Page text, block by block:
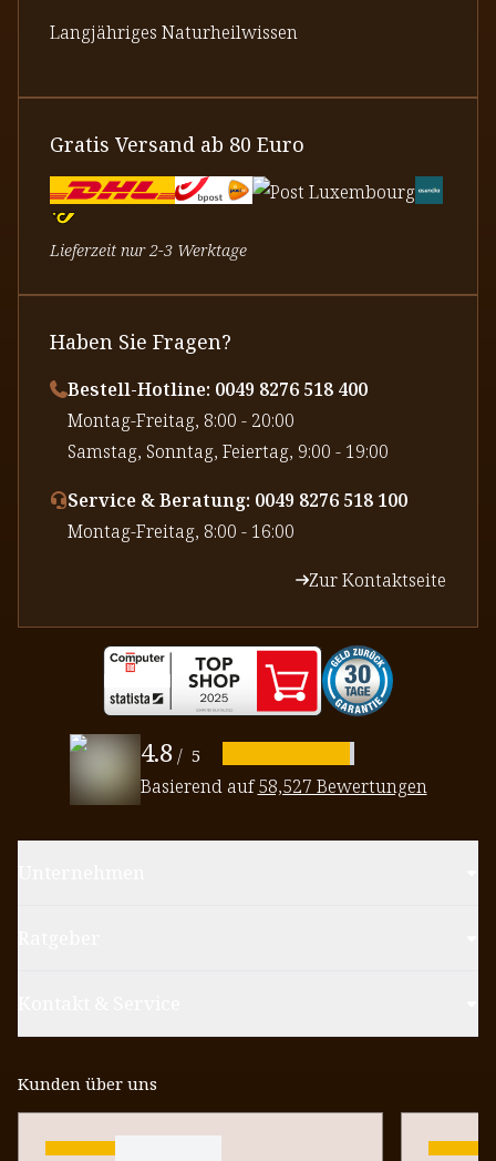
Langjähriges Naturheilwissen
Gratis Versand ab 80 Euro
Lieferzeit nur 2-3 Werktage
Haben Sie Fragen?
Bestell-Hotline: 0049 8276 518 400
⁠Montag-Freitag, 8:00 - 20:00
⁠Samstag, Sonntag, Feiertag, 9:00 - 19:00
Service & Beratung: 0049 8276 518 100
⁠Montag-Freitag, 8:00 - 16:00
Zur Kontaktseite
4.8 / 5
Basierend auf58,527 Bewertungen
Kunden über uns